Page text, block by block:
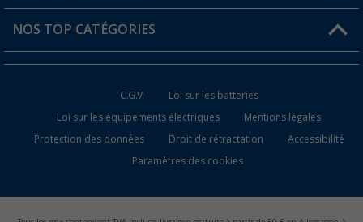
Carte de fidélité Berger
Statut de la commande
NOS TOP CATÉGORIES
Accessoires de cuisine de camping
Meubles de camping
C.G.V.
Loi sur les batteries
Loi sur les équipements électriques
Mentions légales
Protection des données
Droit de rétractation
Accessibilité
Paramètres des cookies